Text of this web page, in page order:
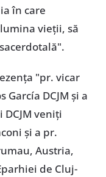
în care
vieții, să
"pr. vicar
DCJM și a
veniți
și a pr.
Austria,
de Cluj-